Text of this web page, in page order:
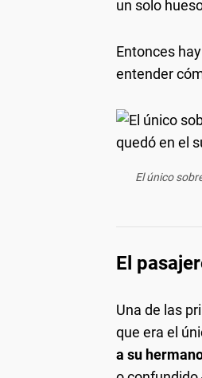
un solo
Entonces
entender
El único
El
Una de las
que era el
a su